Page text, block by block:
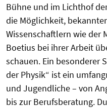
Bühne und im Lichthof
die Möglichkeit,
Wissenschaftlern wie der
Boetius bei ihrer Arbeit
schauen. Ein besonderer
der Physik“ ist ein
und Jugendliche – von
bis zur Berufsberatung.